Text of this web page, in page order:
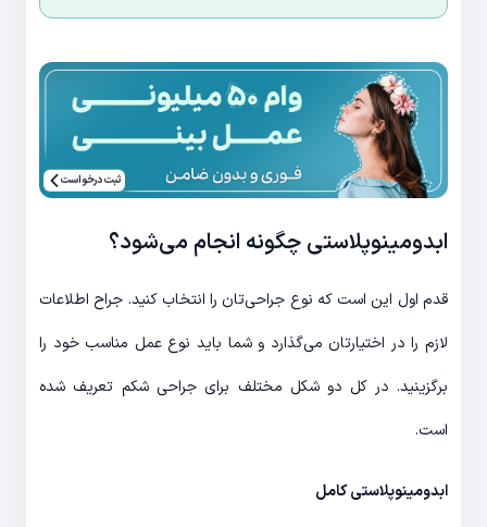
ثبت درخواست
ابدومینوپلاستی چگونه انجام می‌شود؟
قدم اول این است که نوع جراحی‌تان را انتخاب کنید. جراح اطلاعات
لازم را در اختیارتان می‌گذارد و شما باید نوع عمل مناسب خود را
برگزینید. در کل دو شکل مختلف برای جراحی شکم تعریف شده
است.
ابدومینوپلاستی کامل